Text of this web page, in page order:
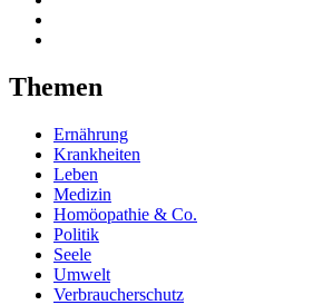
Themen
Ernährung
Krankheiten
Leben
Medizin
Homöopathie & Co.
Politik
Seele
Umwelt
Verbraucherschutz